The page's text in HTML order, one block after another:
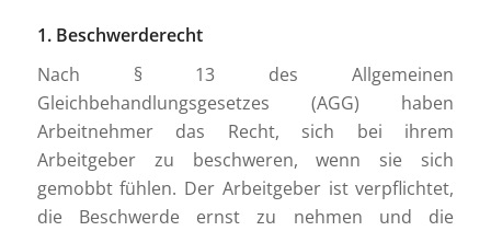
1. Beschwerderecht
Nach § 13 des Allgemeinen
Gleichbehandlungsgesetzes (AGG) haben
Arbeitnehmer das Recht, sich bei ihrem
Arbeitgeber zu beschweren, wenn sie sich
gemobbt fühlen. Der Arbeitgeber ist verpflichtet,
die Beschwerde ernst zu nehmen und die